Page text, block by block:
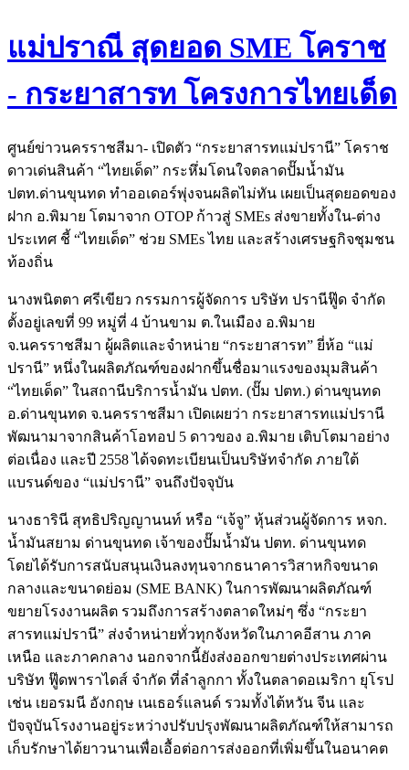
แม่ปราณี สุดยอด SME โคราช
- กระยาสารท โครงการไทยเด็ด
ศูนย์ข่าวนครราชสีมา- เปิดตัว “กระยาสารทแม่ปรานี” โคราช
ดาวเด่นสินค้า “ไทยเด็ด” กระหึ่มโดนใจตลาดปั๊มน้ำมัน
ปตท.ด่านขุนทด ทำออเดอร์พุ่งจนผลิตไม่ทัน เผยเป็นสุดยอดของ
ฝาก อ.พิมาย โตมาจาก OTOP ก้าวสู่ SMEs ส่งขายทั้งใน-ต่าง
ประเทศ ชี้ “ไทยเด็ด” ช่วย SMEs ไทย และสร้างเศรษฐกิจชุมชน
ท้องถิ่น
นางพนิตตา ศรีเขียว กรรมการผู้จัดการ บริษัท ปรานีฟู๊ด จำกัด
ตั้งอยู่เลขที่ 99 หมู่ที่ 4 บ้านขาม ต.ในเมือง อ.พิมาย
จ.นครราชสีมา ผู้ผลิตและจำหน่าย “กระยาสารท” ยี่ห้อ “แม่
ปรานี” หนึ่งในผลิตภัณฑ์ของฝากขึ้นชื่อมาแรงของมุมสินค้า
“ไทยเด็ด” ในสถานีบริการน้ำมัน ปตท. (ปั๊ม ปตท.) ด่านขุนทด
อ.ด่านขุนทด จ.นครราชสีมา เปิดเผยว่า กระยาสารทแม่ปรานี
พัฒนามาจากสินค้าโอทอป 5 ดาวของ อ.พิมาย เติบโตมาอย่าง
ต่อเนื่อง และปี 2558 ได้จดทะเบียนเป็นบริษัทจำกัด ภายใต้
แบรนด์ของ “แม่ปรานี” จนถึงปัจจุบัน
นางธารินี สุทธิปริญญานนท์ หรือ “เจ้จู” หุ้นส่วนผู้จัดการ หจก.
น้ำมันสยาม ด่านขุนทด เจ้าของปั๊มน้ำมัน ปตท. ด่านขุนทด
โดยได้รับการสนับสนุนเงินลงทุนจากธนาคารวิสาหกิจขนาด
กลางและขนาดย่อม (SME BANK) ในการพัฒนาผลิตภัณฑ์
ขยายโรงงานผลิต รวมถึงการสร้างตลาดใหม่ๆ ซึ่ง “กระยา
สารทแม่ปรานี” ส่งจำหน่ายทั่วทุกจังหวัดในภาคอีสาน ภาค
เหนือ และภาคกลาง นอกจากนี้ยังส่งออกขายต่างประเทศผ่าน
บริษัท ฟู๊ดพาราไดส์ จำกัด ที่ลำลูกกา ทั้งในตลาดอเมริกา ยุโรป
เช่น เยอรมนี อังกฤษ เนเธอร์แลนด์ รวมทั้งไต้หวัน จีน และ
ปัจจุบันโรงงานอยู่ระหว่างปรับปรุงพัฒนาผลิตภัณฑ์ให้สามารถ
เก็บรักษาได้ยาวนานเพื่อเอื้อต่อการส่งออกที่เพิ่มขึ้นในอนาคต